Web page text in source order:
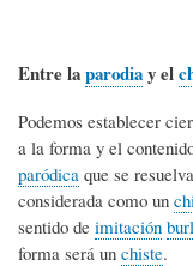
Entre laparodiay el
Podemos establecer
a la forma y el
paródica que se
considerada como un
sentido de imitación
forma será un chiste.